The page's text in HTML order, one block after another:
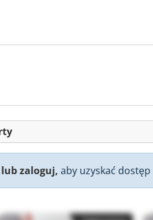
zaloguj, aby uzyskać